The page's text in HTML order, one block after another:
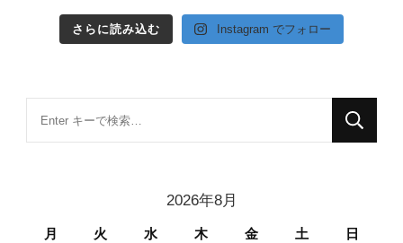
さらに読み込む Instagram でフォロー
2026年8月
月 火 水 木 金 土 日